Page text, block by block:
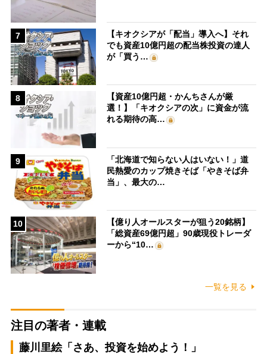
7
【キオクシアが「配当」導入へ】それ
でも資産10億円超の配当株投資の達人
が「買う…
8
【資産10億円超・かんちさんが厳
選！】「キオクシアの次」に資金が流
れる期待の高…
9
「北海道で知らない人はいない！」道
民熱愛のカップ焼きそば「やきそば弁
当」、最大の…
10
【億り人オールスターが狙う20銘柄】
「総資産69億円超」90歳現役トレーダ
ーから“10…
一覧を見る
注目の著者・連載
藤川里絵「さあ、投資を始めよう！」